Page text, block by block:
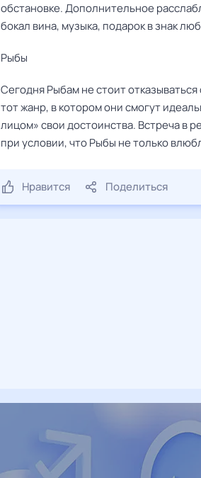
обстановке. Дополнительное
бокал вина, музыка, подарок в знак
Рыбы ‌‌
Сегодня Рыбам не стоит
тот жанр, в котором они смогут
лицом» свои достоинства. Встреча в
при условии, что Рыбы не только
Нравится Поделиться